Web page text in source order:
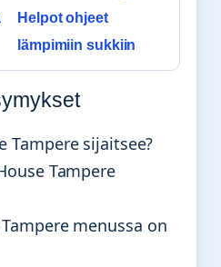
Helpot ohjeet
lämpimiin sukkiin
Tampere sijaitsee?
Tampere
menussa on